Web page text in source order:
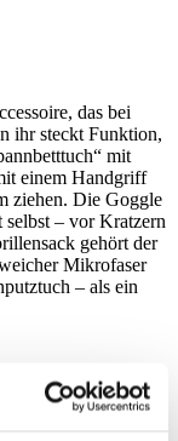
das bei
ihr steckt Funktion,
mit
einem Handgriff
ziehen. Die Goggle
– vor Kratzern
gehört der
Mikrofaser
– als ein